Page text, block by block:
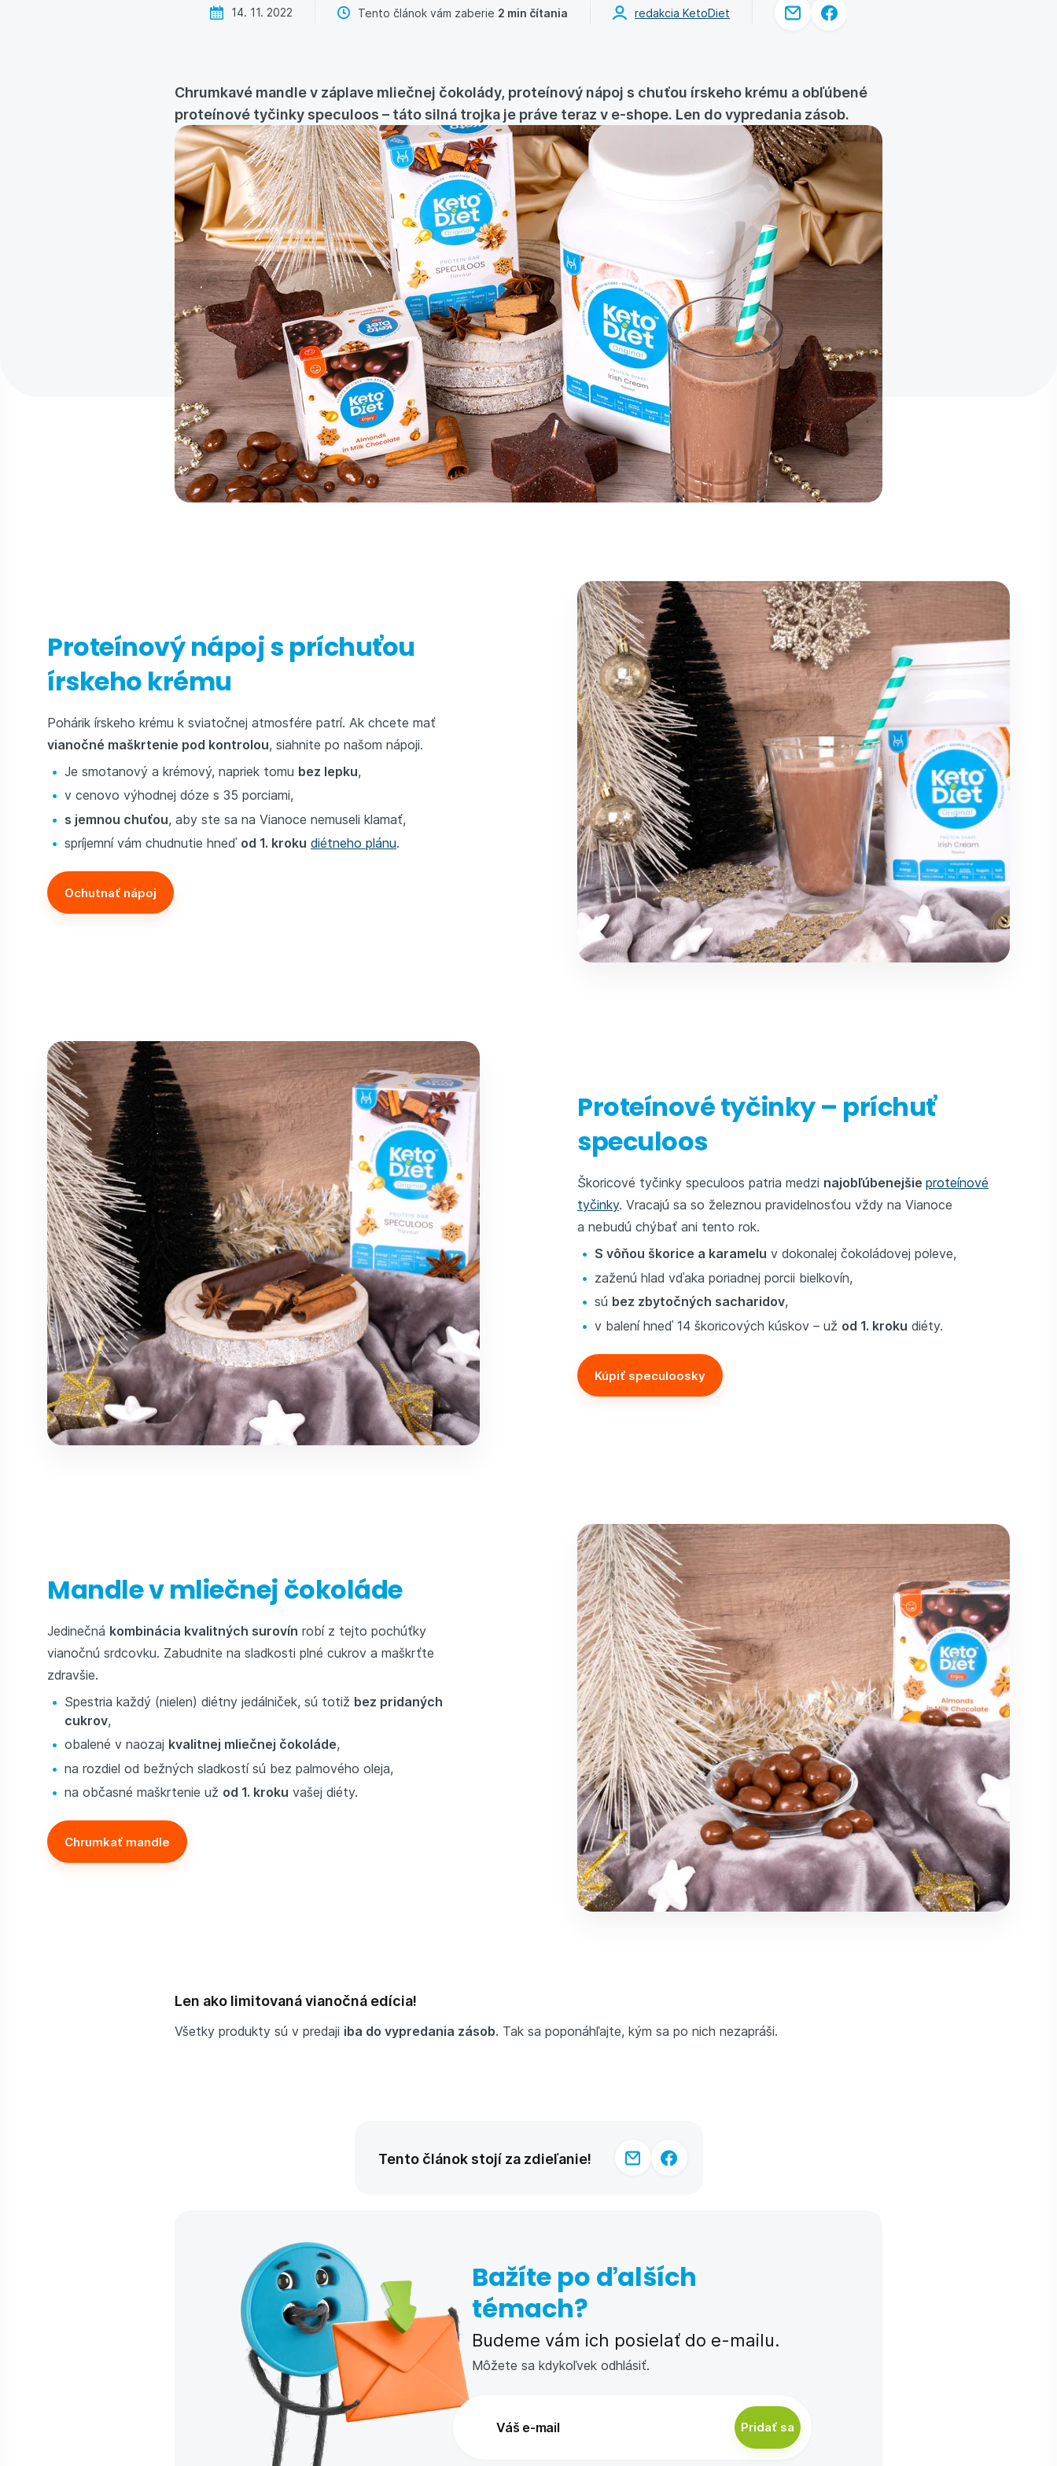
14. 11. 2022 Tento článok vám zaberie 2 min čítania redakcia KetoDiet
Chrumkavé mandle v záplave mliečnej čokolády, proteínový nápoj s chuťou írskeho krému a obľúbené
proteínové tyčinky speculoos – táto silná trojka je práve teraz v e-shope. Len do vypredania zásob.
Proteínový nápoj s príchuťou
írskeho krému
Pohárik írskeho krému k sviatočnej atmosfére patrí. Ak chcete mať
vianočné maškrtenie pod kontrolou, siahnite po našom nápoji.
Je smotanový a krémový, napriek tomu bez lepku,
v cenovo výhodnej dóze s 35 porciami,
s jemnou chuťou, aby ste sa na Vianoce nemuseli klamať,
spríjemní vám chudnutie hneď od 1. kroku diétneho plánu.
Ochutnať nápoj
Proteínové tyčinky – príchuť
speculoos
Škoricové tyčinky speculoos patria medzi najobľúbenejšieproteínové
tyčinky. Vracajú sa so železnou pravidelnosťou vždy na Vianoce
a nebudú chýbať ani tento rok.
S vôňou škorice a karamelu v dokonalej čokoládovej poleve,
zaženú hlad vďaka poriadnej porcii bielkovín,
sú bez zbytočných sacharidov,
v balení hneď 14 škoricových kúskov – už od 1. kroku diéty.
Kúpiť speculoosky
Mandle v mliečnej čokoláde
Jedinečná kombinácia kvalitných surovín robí z tejto pochúťky
vianočnú srdcovku. Zabudnite na sladkosti plné cukrov a maškrťte
zdravšie.
Spestria každý (nielen) diétny jedálniček, sú totiž bez pridaných
cukrov,
obalené v naozaj kvalitnej mliečnej čokoláde,
na rozdiel od bežných sladkostí sú bez palmového oleja,
na občasné maškrtenie už od 1. kroku vašej diéty.
Chrumkať mandle
Len ako limitovaná vianočná edícia!
Všetky produkty sú v predaji iba do vypredania zásob. Tak sa poponáhľajte, kým sa po nich nezapráši.
Tento článok stojí za zdieľanie!
Bažíte po ďalších
témach?
Budeme vám ich posielať do e-⁠mailu.
Môžete sa kdykoľvek odhlásiť.
Pridať sa